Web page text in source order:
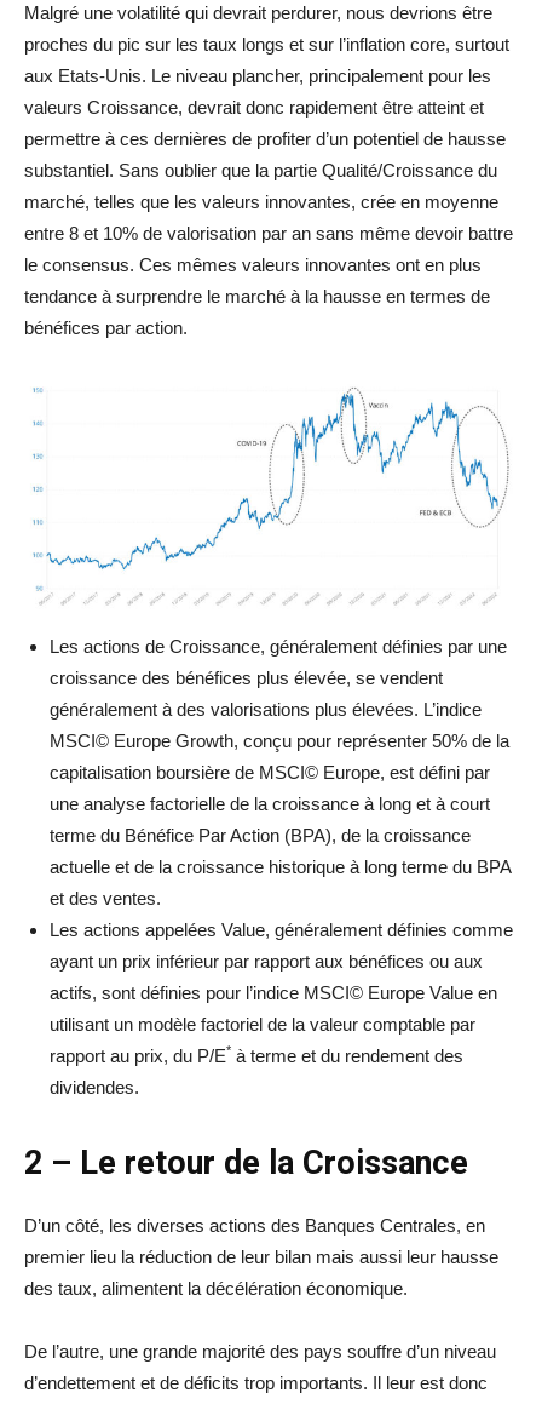
Malgré une volatilité qui devrait perdurer, nous devrions être
proches du pic sur les taux longs et sur l’inflation core, surtout
aux Etats-Unis. Le niveau plancher, principalement pour les
valeurs Croissance, devrait donc rapidement être atteint et
permettre à ces dernières de profiter d’un potentiel de hausse
substantiel. Sans oublier que la partie Qualité/Croissance du
marché, telles que les valeurs innovantes, crée en moyenne
entre 8 et 10% de valorisation par an sans même devoir battre
le consensus. Ces mêmes valeurs innovantes ont en plus
tendance à surprendre le marché à la hausse en termes de
bénéfices par action.
Les actions de Croissance, généralement définies par une
croissance des bénéfices plus élevée, se vendent
généralement à des valorisations plus élevées. L’indice
MSCI© Europe Growth, conçu pour représenter 50% de la
capitalisation boursière de MSCI© Europe, est défini par
une analyse factorielle de la croissance à long et à court
terme du Bénéfice Par Action (BPA), de la croissance
actuelle et de la croissance historique à long terme du BPA
et des ventes.
Les actions appelées Value, généralement définies comme
ayant un prix inférieur par rapport aux bénéfices ou aux
actifs, sont définies pour l’indice MSCI© Europe Value en
utilisant un modèle factoriel de la valeur comptable par
rapport au prix, du P/E* à terme et du rendement des
dividendes.
2 – Le retour de la Croissance
D’un côté, les diverses actions des Banques Centrales, en
premier lieu la réduction de leur bilan mais aussi leur hausse
des taux, alimentent la décélération économique.
De l’autre, une grande majorité des pays souffre d’un niveau
d’endettement et de déficits trop importants. Il leur est donc